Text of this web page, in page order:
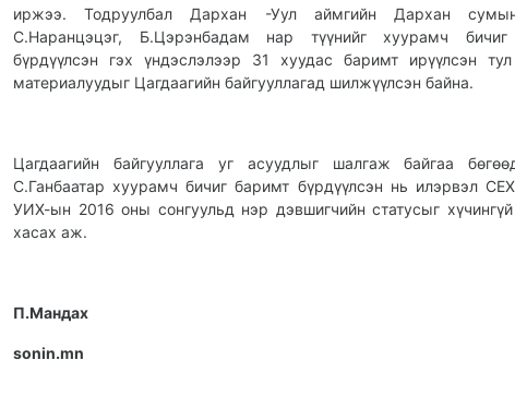
иржээ. Тодруулбал Дархан -Уул аймгийн Дархан
С.Наранцэцэг, Б.Цэрэнбадам нар түүнийг хуурамч
бүрдүүлсэн гэх үндэслэлээр 31 хуудас баримт ирүүлсэн
материалуудыг Цагдаагийн байгууллагад шилжүүлсэн байна.
Цагдаагийн байгууллага уг асуудлыг шалгаж байгаа
С.Ганбаатар хуурамч бичиг баримт бүрдүүлсэн нь илэрвэл СЕХ
УИХ-ын 2016 оны сонгуульд нэр дэвшигчийн статусыг
хасах аж.
П.Мандах
sonin.mn